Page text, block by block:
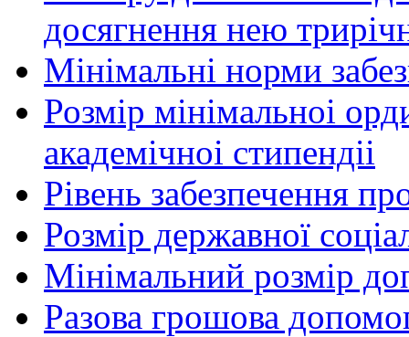
досягнення нею
Мінімальні норми
Розмір мінімальноі
академічноі стипендіі
Рівень забезпечення
Розмір державної
Мінімальний розмір
Разова грошова